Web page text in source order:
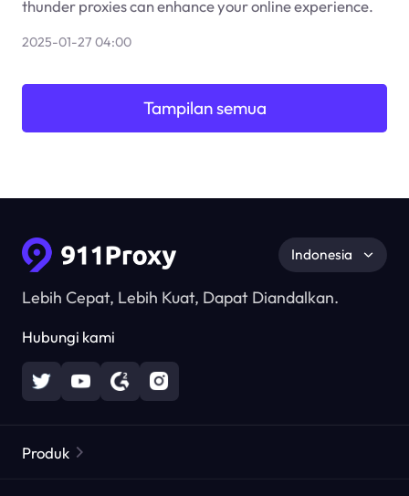
thunder proxies can enhance your online experience.
2025-01-27 04:00
Tampilan semua
Lebih Cepat, Lebih Kuat, Dapat Diandalkan.
Hubungi kami
Indonesia
Produk